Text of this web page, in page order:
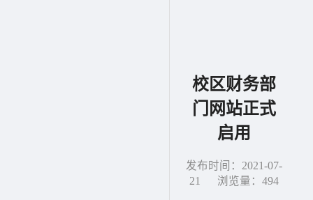
校区财务部
门网站正式
启用
发布时间：2021-07-
21 浏览量： 494